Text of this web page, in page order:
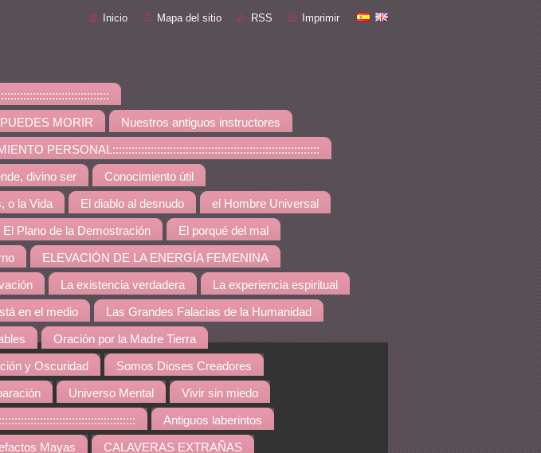
Inicio Mapa del sitio RSS Imprimir
MORIR Nuestros antiguos instructores
PERSONAL:::::::::::::::::::::::::::::::::::::::::::::::::::::::::::::::::
divino ser Conocimiento útil
o la Vida El diablo al desnudo el Hombre Universal
El Plano de la Demostración El porqué del mal
ELEVACIÓN DE LA ENERGÍA FEMENINA
La existencia verdadera La experiencia espiritual
en el medio Las Grandes Falacias de la Humanidad
Oración por la Madre Tierra
y Oscuridad Somos Dioses Creadores
Universo Mental Vivir sin miedo
Antiguos laberintos
Mayas CALAVERAS EXTRAÑAS